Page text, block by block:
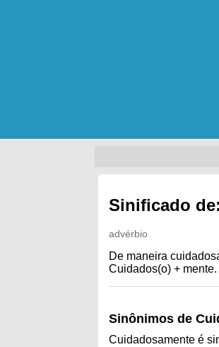
Sinificado
advérbio
De maneira
Cuidados(o) + mente.
Sinônimos de
Cuidadosamente é